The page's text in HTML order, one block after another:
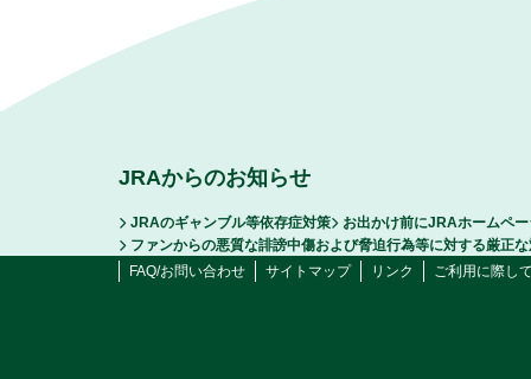
JRAからのお知らせ
JRAのギャンブル等依存症対策
お出かけ前にJRAホームペ
ファンからの悪質な誹謗中傷および脅迫行為等に対する厳正
FAQ/お問い合わせ
サイトマップ リンク ご利用に際し